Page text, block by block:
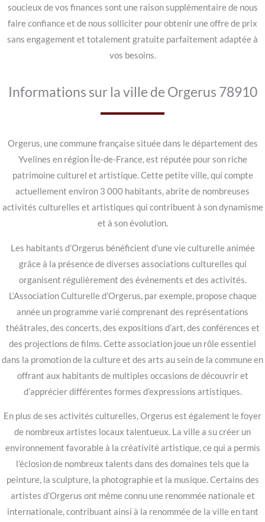
soucieux de vos finances sont une raison supplémentaire de nous
faire confiance et de nous solliciter pour obtenir une offre de prix
sans engagement et totalement gratuite parfaitement adaptée à
vos besoins.
Informations sur la ville de Orgerus 78910
Orgerus, une commune française située dans le département des
Yvelines en région Île-de-France, est réputée pour son riche
patrimoine culturel et artistique. Cette petite ville, qui compte
actuellement environ 3 000 habitants, abrite de nombreuses
activités culturelles et artistiques qui contribuent à son dynamisme
et à son évolution.
Les habitants d’Orgerus bénéficient d’une vie culturelle animée
grâce à la présence de diverses associations culturelles qui
organisent régulièrement des événements et des activités.
L’Association Culturelle d’Orgerus, par exemple, propose chaque
année un programme varié comprenant des représentations
théâtrales, des concerts, des expositions d’art, des conférences et
des projections de films. Cette association joue un rôle essentiel
dans la promotion de la culture et des arts au sein de la commune en
offrant aux habitants de multiples occasions de découvrir et
d’apprécier différentes formes d’expressions artistiques.
En plus de ses activités culturelles, Orgerus est également le foyer
de nombreux artistes locaux talentueux. La ville a su créer un
environnement favorable à la créativité artistique, ce qui a permis
l’éclosion de nombreux talents dans des domaines tels que la
peinture, la sculpture, la photographie et la musique. Certains des
artistes d’Orgerus ont même connu une renommée nationale et
internationale, contribuant ainsi à la renommée de la ville en tant